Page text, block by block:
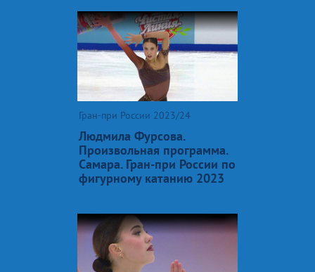
Гран-при России 2023/24
Людмила Фурсова.
Произвольная программа.
Самара. Гран-при России по
фигурному катанию 2023